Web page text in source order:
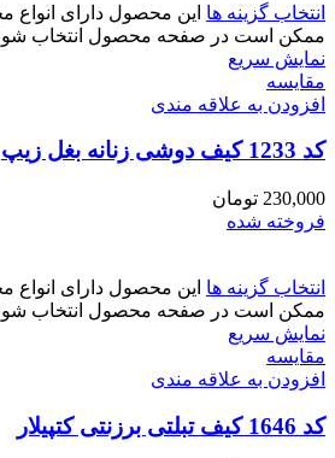
انتخاب گزینه ها این محصول دارای انواع
ممکن است در صفحه محصول انتخاب
نمایش سریع
مقايسه
افزودن به علاقه مندی
کد 1233 کیف دوشی زنانه بغل زیپ
230,000 تومان
فروخته شده
انتخاب گزینه ها این محصول دارای انواع
ممکن است در صفحه محصول انتخاب
نمایش سریع
مقايسه
افزودن به علاقه مندی
کد 1646 کیف تبلتی برزنتی کتپیلار